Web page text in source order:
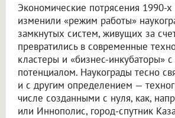
Экономические потрясения 1990-х
изменили «режим работы»
замкнутых систем, живущих за
превратились в современные
кластеры и «бизнес-инкубаторы»
потенциалом. Наукограды тесно
и с другим определением —
числе созданными с нуля, как,
или Иннополис, город-спутник